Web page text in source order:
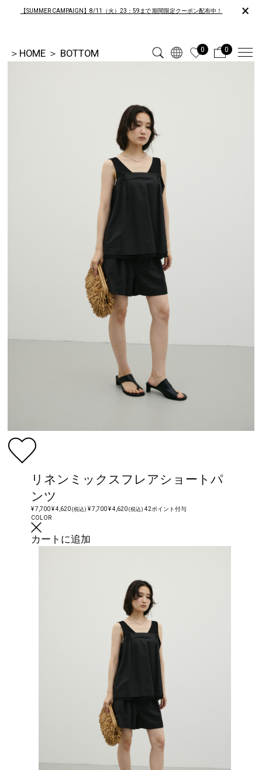
【SUMMER CAMPAIGN】8/11（火）23：59まで 期間限定クーポン配布中！ ×
＞ HOME ＞ BOTTOM 0 0
リネンミックスフレアショートパ
ンツ
¥ 7,700¥ 4,620(税込) ¥ 7,700¥ 4,620(税込) 42ポイント付与
COLOR
カートに追加